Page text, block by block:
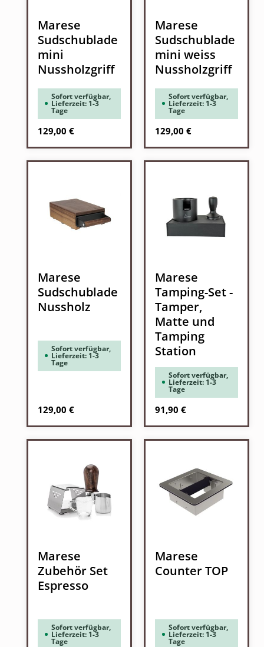
Marese
Sudschublade
mini
Nussholzgriff
Sofort verfügbar,
Lieferzeit: 1-3
Tage
Regulärer Preis:
129,00 €
Marese
Sudschublade
mini weiss
Nussholzgriff
Sofort verfügbar,
Lieferzeit: 1-3
Tage
Regulärer Preis:
129,00 €
Marese
Sudschublade
Nussholz
Sofort verfügbar,
Lieferzeit: 1-3
Tage
Regulärer Preis:
129,00 €
Marese
Tamping-Set -
Tamper,
Matte und
Tamping
Station
Sofort verfügbar,
Lieferzeit: 1-3
Tage
Regulärer Preis:
91,90 €
Marese
Zubehör Set
Espresso
Sofort verfügbar,
Lieferzeit: 1-3
Tage
Marese
Counter TOP
Sofort verfügbar,
Lieferzeit: 1-3
Tage